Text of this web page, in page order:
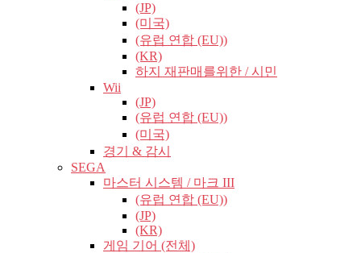
(JP)
(미국)
(유럽​​ 연합 (EU))
(KR)
하지 재판매를위한 / 시민
Wii
(JP)
(유럽​​ 연합 (EU))
(미국)
경기 & 감시
SEGA
마스터 시스템 / 마크 III
(유럽​​ 연합 (EU))
(JP)
(KR)
게임 기어 (전체)